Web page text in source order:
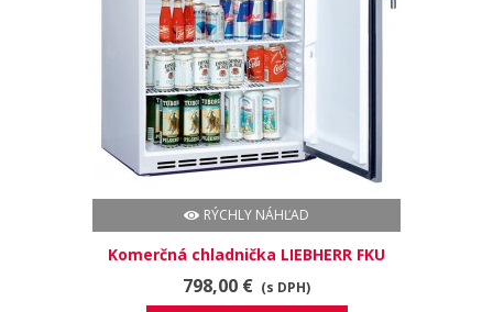
RÝCHLY NÁHĽAD
Komerčná chladnička LIEBHERR FKU
1805
798,00 € (s DPH)